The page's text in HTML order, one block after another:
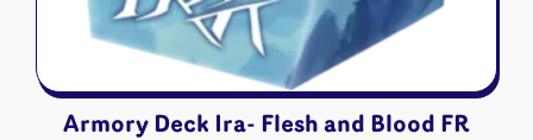
Armory Deck Ira- Flesh and Blood FR